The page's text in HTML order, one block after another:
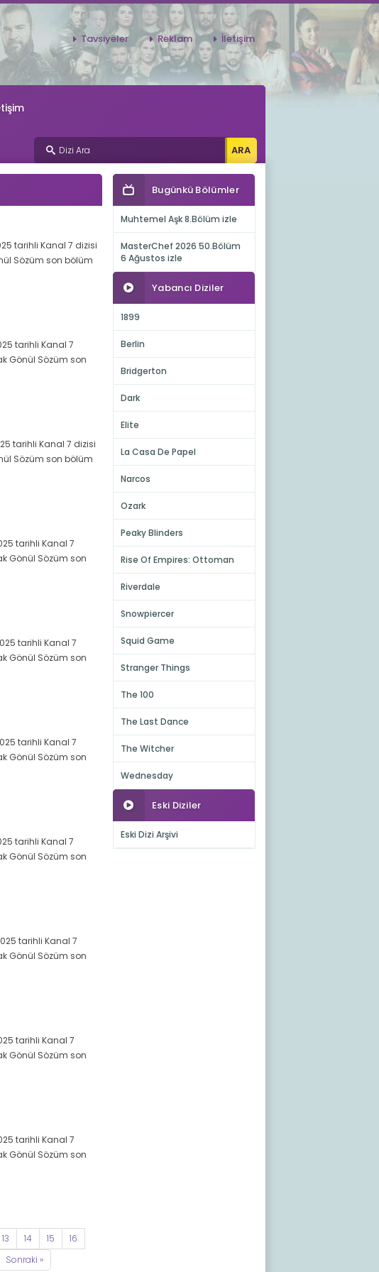
Tavsiyeler Reklam İletişim
tarihli Kanal 7 dizisi
Sözüm son bölüm
tarihli Kanal 7
Gönül Sözüm son
tarihli Kanal 7 dizisi
Sözüm son bölüm
tarihli Kanal 7
Gönül Sözüm son
tarihli Kanal 7
Gönül Sözüm son
tarihli Kanal 7
Gönül Sözüm son
tarihli Kanal 7
Gönül Sözüm son
tarihli Kanal 7
Gönül Sözüm son
tarihli Kanal 7
Gönül Sözüm son
tarihli Kanal 7
Gönül Sözüm son
13 14 15
16
Sonraki »
Bugünkü Bölümler
Muhtemel Aşk 8.Bölüm izle
MasterChef 2026 50.Bölüm
6 Ağustos izle
Yabancı Diziler
1899
Berlin
Bridgerton
Dark
Elite
La Casa De Papel
Narcos
Ozark
Peaky Blinders
Rise Of Empires: Ottoman
Riverdale
Snowpiercer
Squid Game
Stranger Things
The 100
The Last Dance
The Witcher
Wednesday
Eski Diziler
Eski Dizi Arşivi